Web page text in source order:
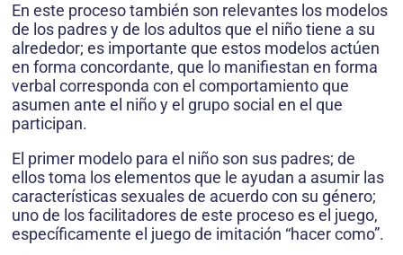
En este proceso también son relevantes los modelos
de los padres y de los adultos que el niño tiene a su
alrededor; es importante que estos modelos actúen
en forma concordante, que lo manifiestan en forma
verbal corresponda con el comportamiento que
asumen ante el niño y el grupo social en el que
participan.
El primer modelo para el niño son sus padres; de
ellos toma los elementos que le ayudan a asumir las
características sexuales de acuerdo con su género;
uno de los facilitadores de este proceso es el juego,
específicamente el juego de imitación “hacer como”.